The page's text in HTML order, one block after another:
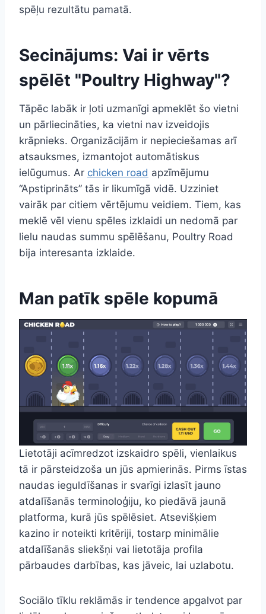
spēļu rezultātu pamatā.
Secinājums: Vai ir vērts
spēlēt "Poultry Highway"?
Tāpēc labāk ir ļoti uzmanīgi apmeklēt šo vietni
un pārliecināties, ka vietni nav izveidojis
krāpnieks. Organizācijām ir nepieciešamas arī
atsauksmes, izmantojot automātiskus
ielūgumus. Ar chicken road apzīmējumu
“Apstiprināts” tās ir likumīgā vidē. Uzziniet
vairāk par citiem vērtējumu veidiem. Tiem, kas
meklē vēl vienu spēles izklaidi un nedomā par
lielu naudas summu spēlēšanu, Poultry Road
bija interesanta izklaide.
Man patīk spēle kopumā
Lietotāji acīmredzot izskaidro spēli, vienlaikus
tā ir pārsteidzoša un jūs apmierinās. Pirms īstas
naudas ieguldīšanas ir svarīgi izlasīt jauno
atdalīšanās terminoloģiju, ko piedāvā jaunā
platforma, kurā jūs spēlēsiet. Atsevišķiem
kazino ir noteikti kritēriji, tostarp minimālie
atdalīšanās sliekšņi vai lietotāja profila
pārbaudes darbības, kas jāveic, lai uzlabotu.
Sociālo tīklu reklāmās ir tendence apgalvot par